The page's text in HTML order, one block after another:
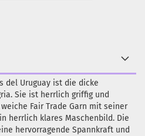
del Uruguay ist die dicke
Sie ist herrlich griffig und
Fair Trade Garn mit seiner
herrlich klares Maschenbild. Die
hervorragende Spannkraft und